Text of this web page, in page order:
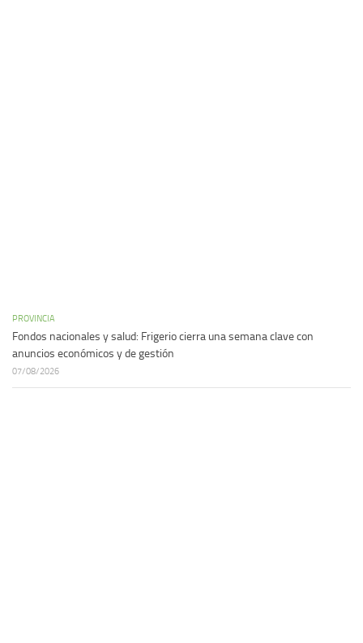
PROVINCIA
Fondos nacionales y salud: Frigerio cierra una semana clave con
anuncios económicos y de gestión
07/08/2026